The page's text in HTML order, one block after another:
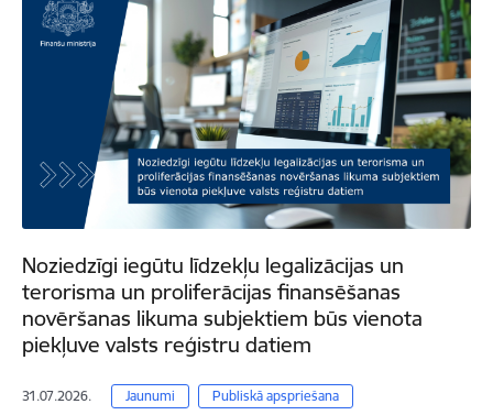
Noziedzīgi iegūtu līdzekļu legalizācijas un
terorisma un proliferācijas finansēšanas
novēršanas likuma subjektiem būs vienota
piekļuve valsts reģistru datiem
31.07.2026. Jaunumi Publiskā apspriešana